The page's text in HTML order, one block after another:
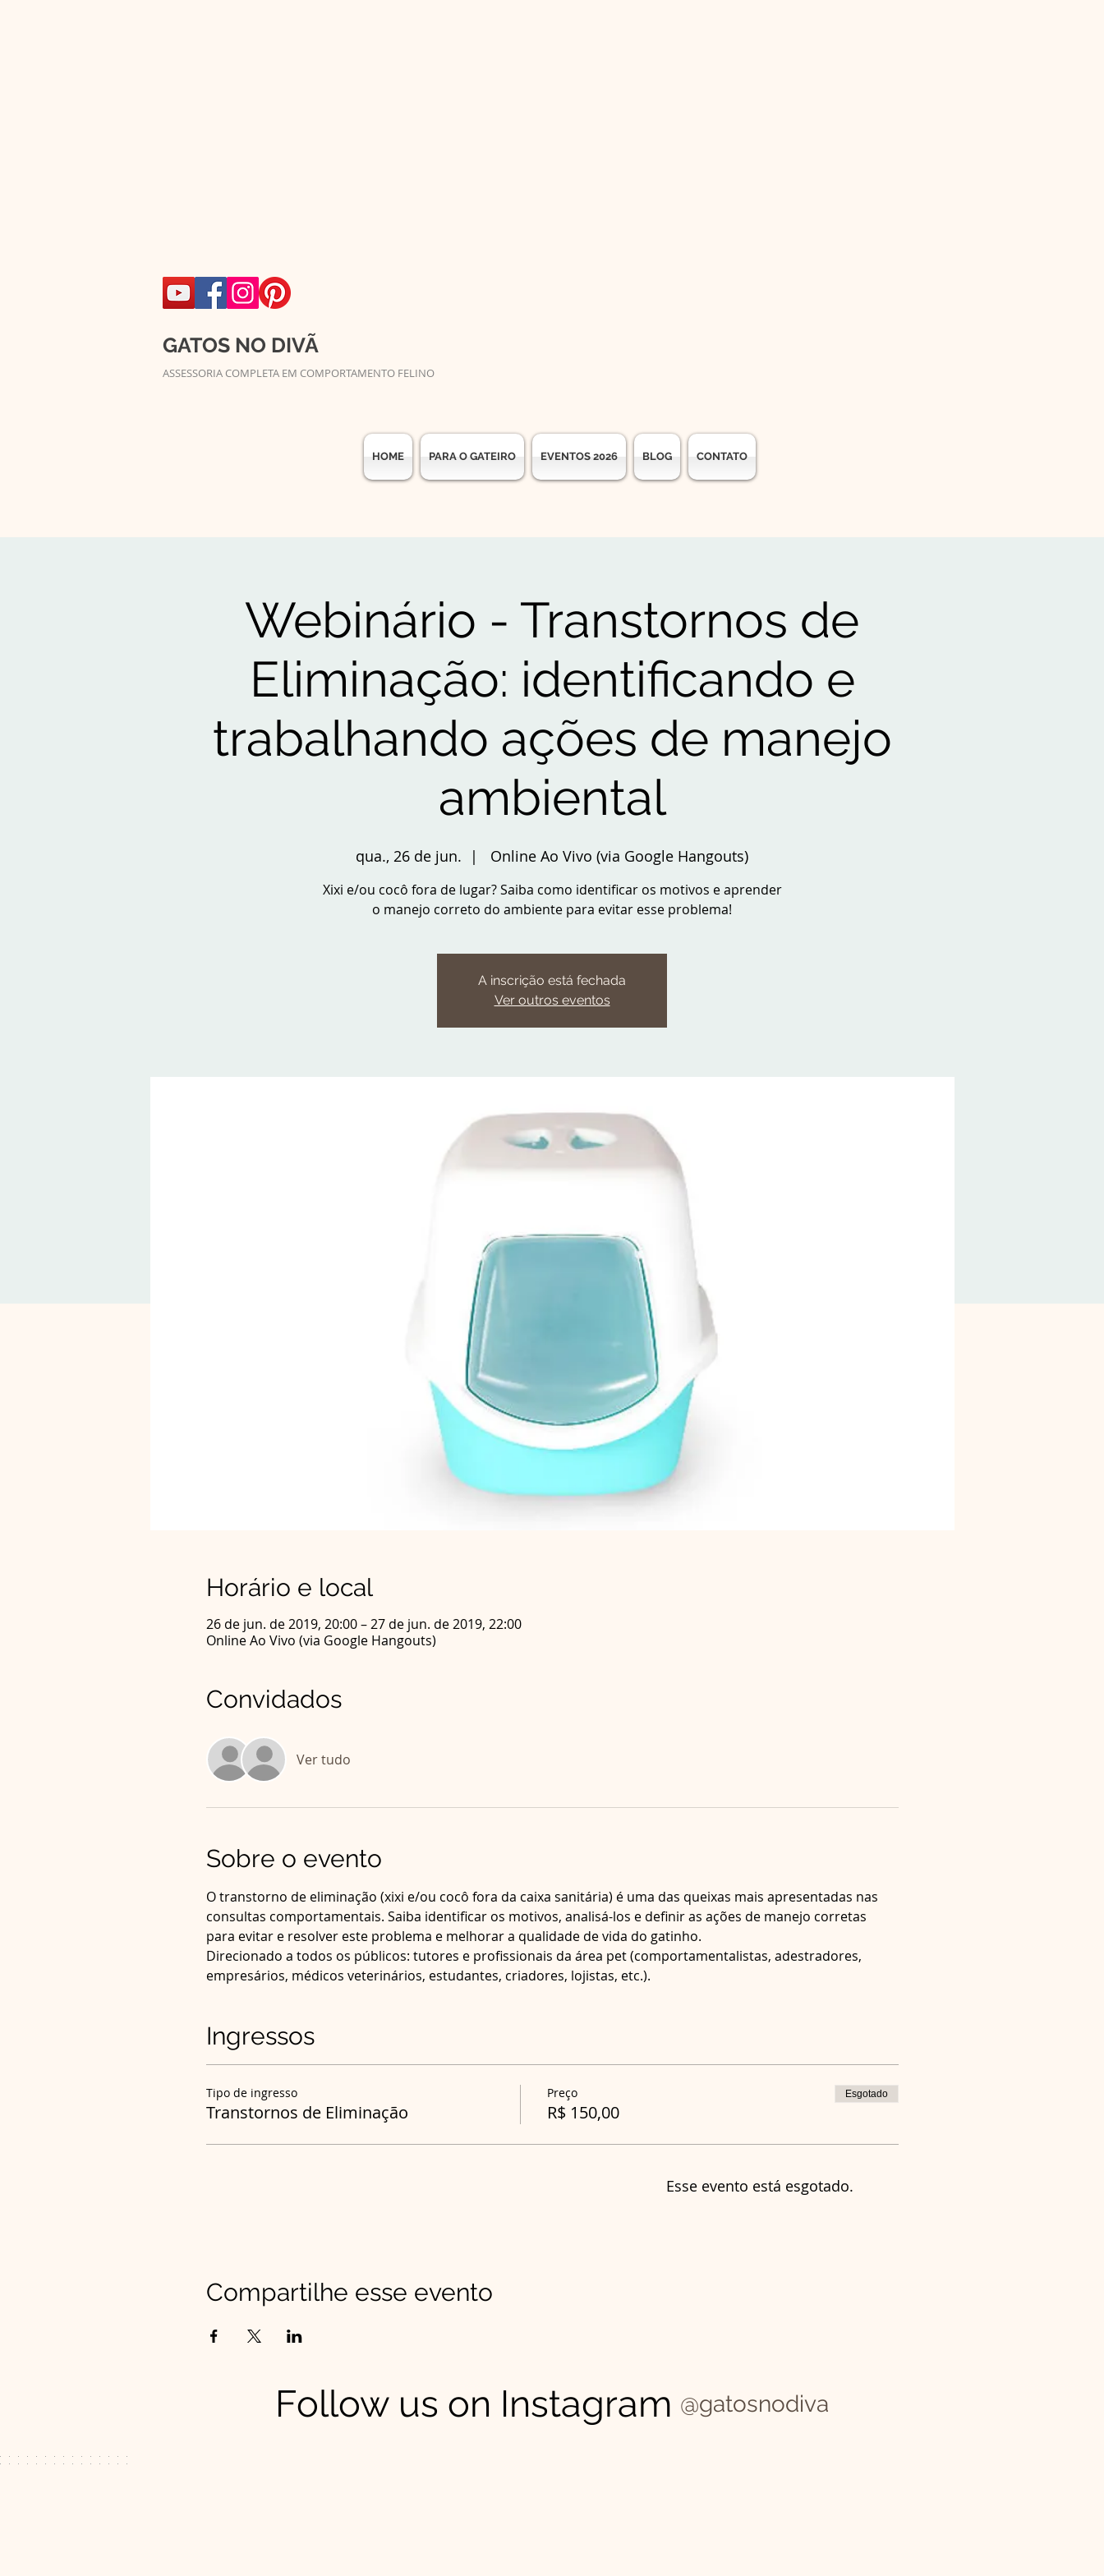
GATOS NO DIVÃ
ASSESSORIA COMPLETA EM COMPORTAMENTO FELINO
HOME PARA O GATEIRO EVENTOS 2026 BLOG CONTATO
Webinário - Transtornos de
Eliminação: identificando e
trabalhando ações de manejo
ambiental
qua., 26 de jun.
  |
Online Ao Vivo (via Google Hangouts)
Xixi e/ou cocô fora de lugar? Saiba como identificar os motivos e aprender
o manejo correto do ambiente para evitar esse problema!
A inscrição está fechada
Ver outros eventos
Horário e local
26 de jun. de 2019, 20:00 – 27 de jun. de 2019, 22:00
Online Ao Vivo (via Google Hangouts)
Convidados
Ver tudo
Sobre o evento
O transtorno de eliminação (xixi e/ou cocô fora da caixa sanitária) é uma das queixas mais apresentadas nas
consultas comportamentais. Saiba identificar os motivos, analisá-los e definir as ações de manejo corretas
para evitar e resolver este problema e melhorar a qualidade de vida do gatinho.
Direcionado a todos os públicos: tutores e profissionais da área pet (comportamentalistas, adestradores,
empresários, médicos veterinários, estudantes, criadores, lojistas, etc.).
Ingressos
Tipo de ingresso
Transtornos de Eliminação
Preço
R$ 150,00
Esgotado
Esse evento está esgotado.
Compartilhe esse evento
Follow us on Instagram @gatosnodiva